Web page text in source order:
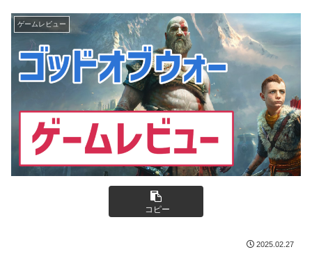
ゲームレビュー
コピー
2025.02.27